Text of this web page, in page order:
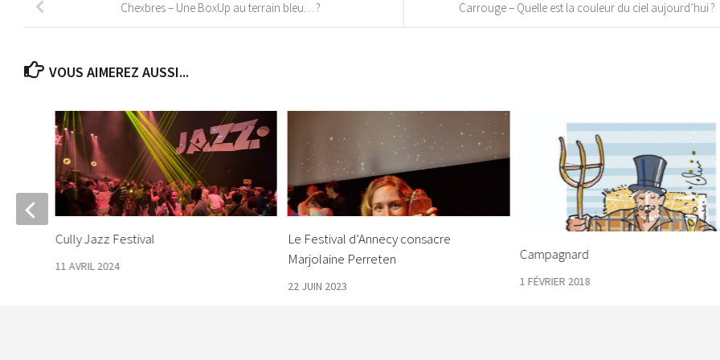
Carrouge – Quelle est la couleur du ciel aujourd’hui ?
Chexbres – Une BoxUp au terrain bleu… ?
VOUS AIMEREZ AUSSI...
Le Festival d’Annecy consacre
Marjolaine Perreten
22 JUIN 2023
Campagnard
1 FÉVRIER 2018
Cully Jazz Festival
11 AVRIL 2024